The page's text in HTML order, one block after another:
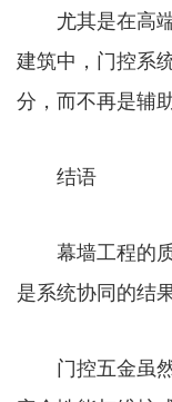
尤其是在高端
建筑中，门控系
分，而不再是辅
结语
幕墙工程的质
是系统协同的结果
门控五金虽然